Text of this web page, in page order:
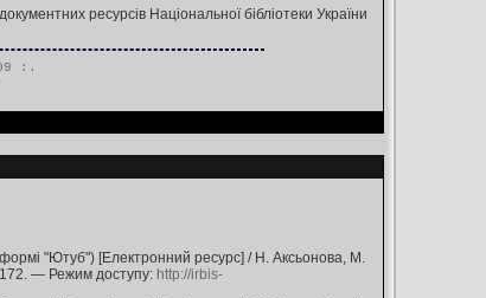
ресурсів Національної бібліотеки України
:.
"Ютуб") [Електронний ресурс] / Н. Аксьонова, М.
172. — Режим доступу: http://irbis-